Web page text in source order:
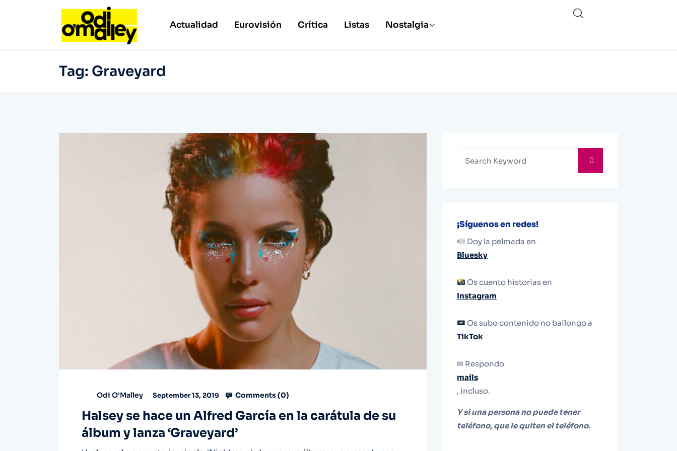
Actualidad Eurovisión Crítica Listas Nostalgia
Tag: Graveyard
Odi O'Malley September 13, 2019 Comments (0)
Halsey se hace un Alfred García en la carátula de su
álbum y lanza ‘Graveyard’
¡Síguenos en redes!
Doy la pelmada en
Bluesky
Os cuento historias en
Instagram
Os subo contenido no bailongo a
TikTok
✉ Respondo
mails
, incluso.
Y si una persona no puede tener
teléfono, que le quiten el teléfono.